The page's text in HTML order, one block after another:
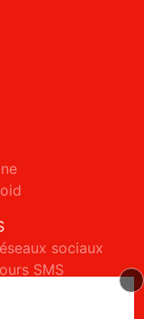
sociaux
SMS